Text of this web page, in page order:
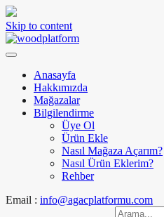
Skip to content
Anasayfa
Hakkımızda
Mağazalar
Bilgilendirme
Üye Ol
Ürün Ekle
Nasıl Mağaza Açarım?
Nasıl Ürün Eklerim?
Rehber
Email : info@agacplatformu.com